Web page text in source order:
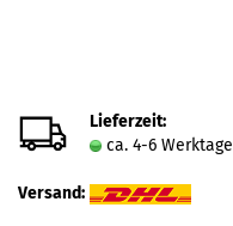
Lieferzeit:
ca. 4-6 Werktage
Versand: